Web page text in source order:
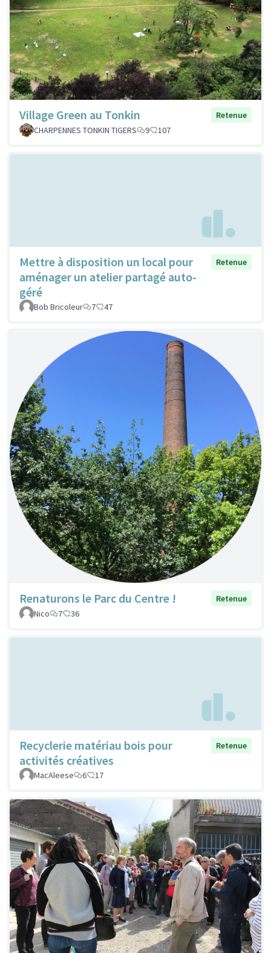
Village Green au Tonkin
Retenue
CHARPENNES TONKIN TIGERS
9 107
Mettre à disposition un local pour
aménager un atelier partagé auto-
géré
Retenue
Bob Bricoleur 7 47
Renaturons le Parc du Centre !
Retenue
Nico
7 36
Recyclerie matériau bois pour
activités créatives
Retenue
MacAleese 6 17